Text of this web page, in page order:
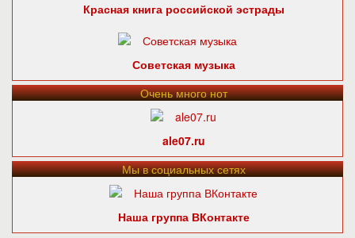
Красная книга российской эстрады
Советская музыка
Очень много нот
ale07.ru
Мы в социальных сетях
Наша группа ВКонтакте